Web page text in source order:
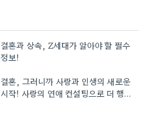
결혼과 상속, Z세대가 알아야 할 필수
정보!
결혼, 그러니까 사랑과 인생의 새로운
시작! 사랑의 연애 컨설팅으로 더 행복